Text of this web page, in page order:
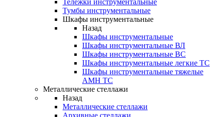
Тележки инструментальные
Тумбы инструментальные
Шкафы инструментальные
Назад
Шкафы инструментальные
Шкафы инструментальные ВЛ
Шкафы инструментальные ВС
Шкафы инструментальные легкие ТС
Шкафы инструментальные тяжелые
AMH TC
Металлические стеллажи
Назад
Металлические стеллажи
Архивные стеллажи